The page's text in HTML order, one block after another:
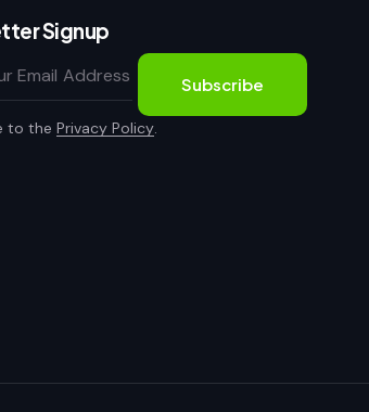
Signup
Subscribe
to thePrivacy Policy.